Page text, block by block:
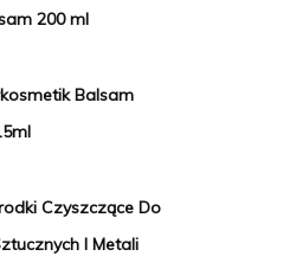
200 ml
Balsam
Czyszczące Do
I Metali